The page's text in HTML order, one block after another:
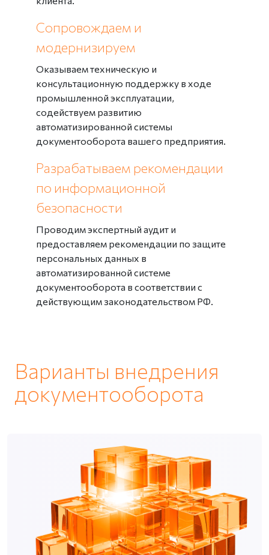
Сопровождаем и
модернизируем
Оказываем техническую и
консультационную поддержку в ходе
промышленной эксплуатации,
содействуем развитию
автоматизированной системы
документооборота вашего предприятия.
Разрабатываем рекомендации
по информационной
безопасности
Проводим экспертный аудит и
предоставляем рекомендации по защите
персональных данных в
автоматизированной системе
документооборота в соответствии с
действующим законодательством РФ.
Варианты внедрения
документооборота